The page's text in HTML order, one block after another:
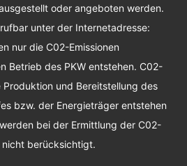
oder angeboten werden.
unter der Internetadresse:
nur die C02-Emissionen
Betrieb des PKW entstehen. C02-
Produktion und Bereitstellung des
bzw. der Energieträger entstehen
bei der Ermittlung der C02-
nicht berücksichtigt.